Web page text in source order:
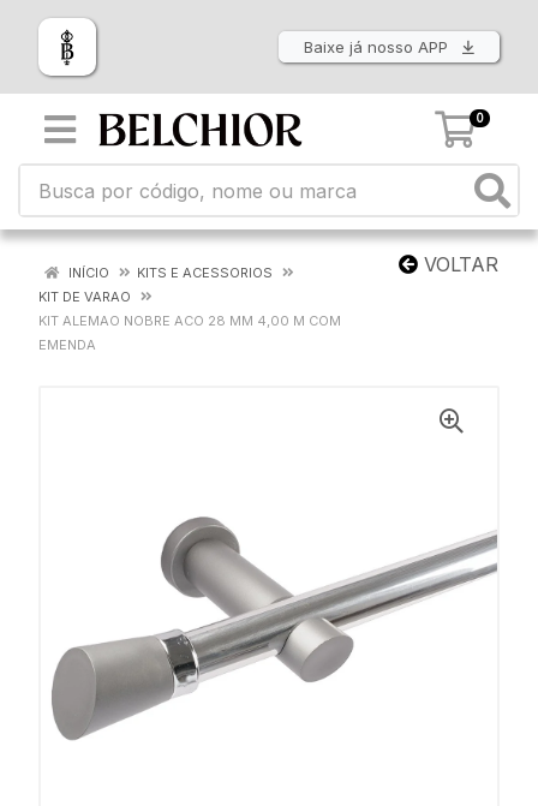
Baixe já nosso APP
0
VOLTAR
INÍCIO
KITS E ACESSORIOS
KIT DE VARAO
KIT ALEMAO NOBRE ACO 28 MM 4,00 M COM
EMENDA